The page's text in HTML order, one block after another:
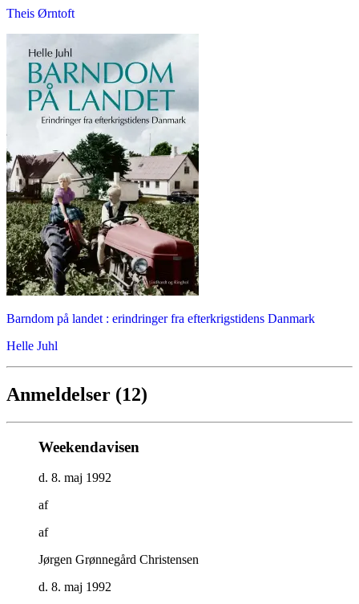
Theis Ørntoft
Barndom på landet : erindringer fra efterkrigstidens Danmark
Helle Juhl
Anmeldelser (12)
Weekendavisen
d. 8. maj 1992
af
af
Jørgen Grønnegård Christensen
d. 8. maj 1992